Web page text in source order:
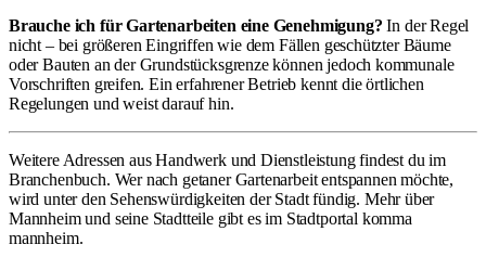
Brauche ich für Gartenarbeiten eine Genehmigung? In der Regel
nicht – bei größeren Eingriffen wie dem Fällen geschützter Bäume
oder Bauten an der Grundstücksgrenze können jedoch kommunale
Vorschriften greifen. Ein erfahrener Betrieb kennt die örtlichen
Regelungen und weist darauf hin.
Weitere Adressen aus Handwerk und Dienstleistung findest du im
Branchenbuch. Wer nach getaner Gartenarbeit entspannen möchte,
wird unter den Sehenswürdigkeiten der Stadt fündig. Mehr über
Mannheim und seine Stadtteile gibt es im Stadtportal komma
mannheim.